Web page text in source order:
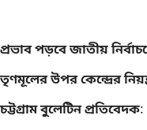
প্রভাব পড়বে জাতীয়
তৃণমূলের উপর কেন্দ্রের
চট্টগ্রাম বুলেটিন প্রতিবেদক: